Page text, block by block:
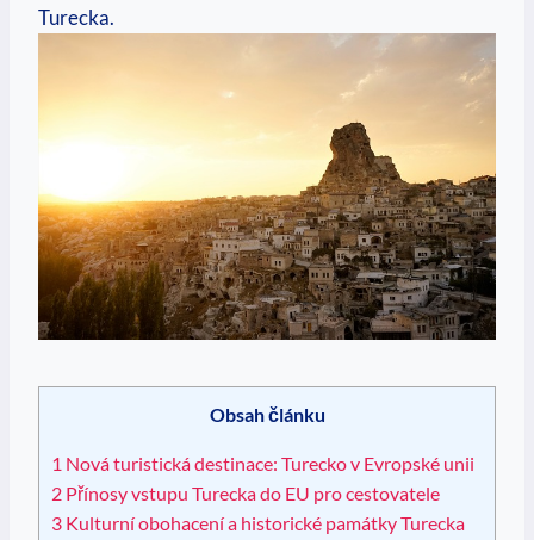
Turecka.
Obsah článku
1 Nová turistická destinace: Turecko v Evropské unii
2 Přínosy vstupu Turecka do EU pro cestovatele
3 Kulturní obohacení a historické památky Turecka